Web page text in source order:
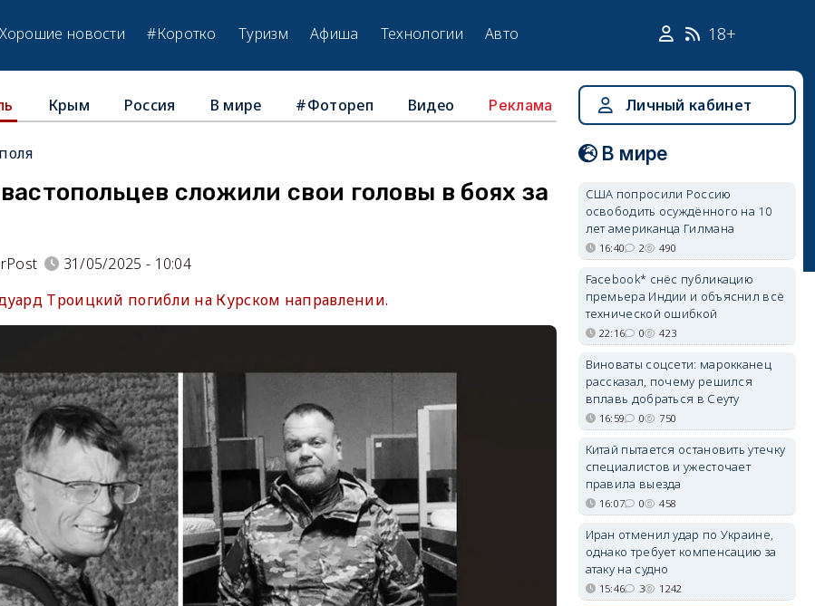
новости #Коротко Туризм Афиша Технологии Авто 18+
Крым Россия В мире #Фотореп Видео Реклама
сложили свои головы в боях за
31/05/2025 - 10:04
Троицкий погибли на Курском направлении.
Личный кабинет
В мире
США попросили Россию
освободить осуждённого на 10
лет американца Гилмана
16:40 2 490
Facebook* снёс публикацию
премьера Индии и объяснил всё
технической ошибкой
22:16 0 423
Виноваты соцсети: марокканец
рассказал, почему решился
вплавь добраться в Сеуту
16:59 0 750
Китай пытается остановить утечку
специалистов и ужесточает
правила выезда
16:07 0 458
Иран отменил удар по Украине,
однако требует компенсацию за
атаку на судно
15:46 3 1242